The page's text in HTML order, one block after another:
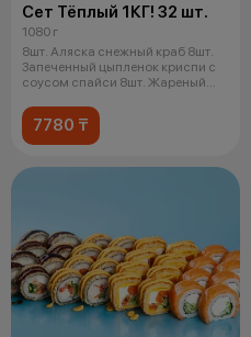
Сет Тёплый 1КГ! 32 шт.
1080 г
8шт. Аляска снежный краб 8шт.
Запеченный цыпленок криспи с
соусом спайси 8шт. Жареный
7780 ₸